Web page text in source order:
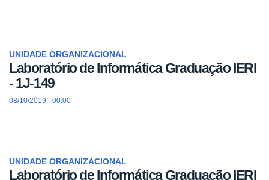
UNIDADE ORGANIZACIONAL
Laboratório de Informática Graduação IERI
- 1J-149
08/10/2019 - 00:00
UNIDADE ORGANIZACIONAL
Laboratório de Informática Graduação IERI